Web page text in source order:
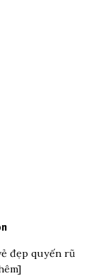
đẹp quyến rũ